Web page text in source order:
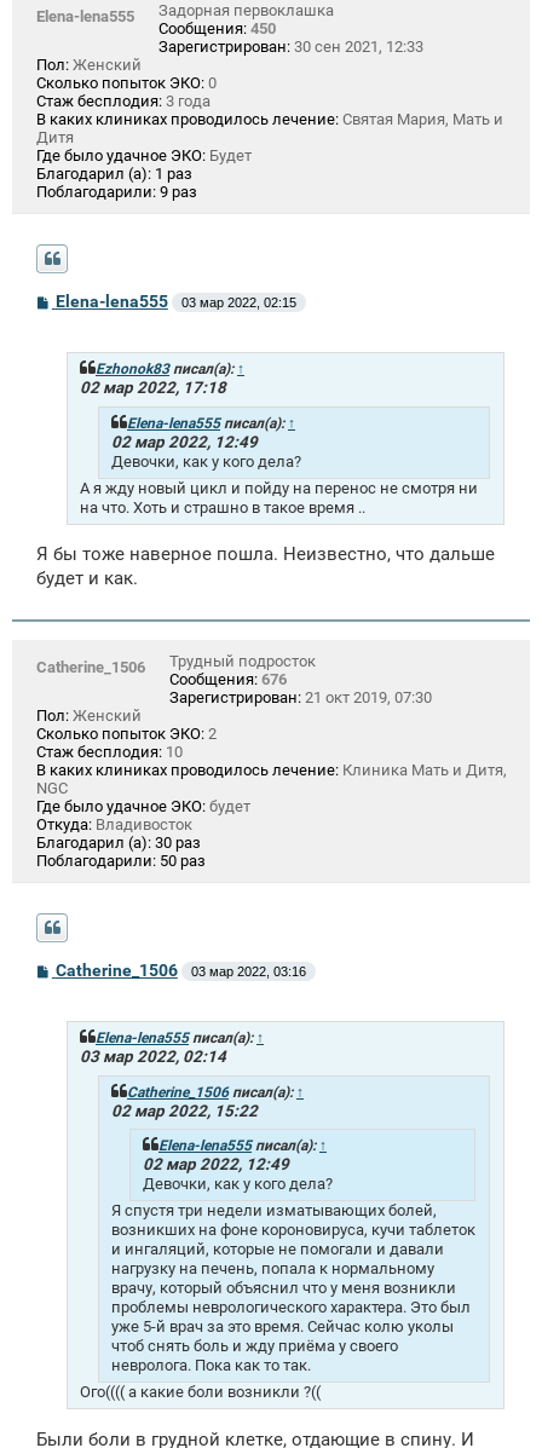
Elena-lena555
Задорная первоклашка
Сообщения: 450
Зарегистрирован: 30 сен 2021, 12:33
Пол: Женский
Сколько попыток ЭКО: 0
Стаж бесплодия: 3 года
В каких клиниках проводилось лечение: Святая Мария, Мать и
Дитя
Где было удачное ЭКО: Будет
Благодарил (а): 1 раз
Поблагодарили: 9 раз
СElena-lena555 03 мар 2022, 02:15
Ezhonok83писал(а): ↑
02 мар 2022, 17:18
Elena-lena555писал(а): ↑
02 мар 2022, 12:49
Девочки, как у кого дела?
А я жду новый цикл и пойду на перенос не смотря ни
на что. Хоть и страшно в такое время ..
Я бы тоже наверное пошла. Неизвестно, что дальше
будет и как.
Catherine_1506
Трудный подросток
Сообщения: 676
Зарегистрирован: 21 окт 2019, 07:30
Пол: Женский
Сколько попыток ЭКО: 2
Стаж бесплодия: 10
В каких клиниках проводилось лечение: Клиника Мать и Дитя,
NGC
Где было удачное ЭКО: будет
Откуда: Владивосток
Благодарил (а): 30 раз
Поблагодарили: 50 раз
СCatherine_1506 03 мар 2022, 03:16
Elena-lena555писал(а): ↑
03 мар 2022, 02:14
Catherine_1506писал(а): ↑
02 мар 2022, 15:22
Elena-lena555писал(а): ↑
02 мар 2022, 12:49
Девочки, как у кого дела?
Я спустя три недели изматывающих болей,
возникших на фоне короновируса, кучи таблеток
и ингаляций, которые не помогали и давали
нагрузку на печень, попала к нормальному
врачу, который объяснил что у меня возникли
проблемы неврологического характера. Это был
уже 5-й врач за это время. Сейчас колю уколы
чтоб снять боль и жду приёма у своего
невролога. Пока как то так.
Ого(((( а какие боли возникли ?((
Были боли в грудной клетке, отдающие в спину. И